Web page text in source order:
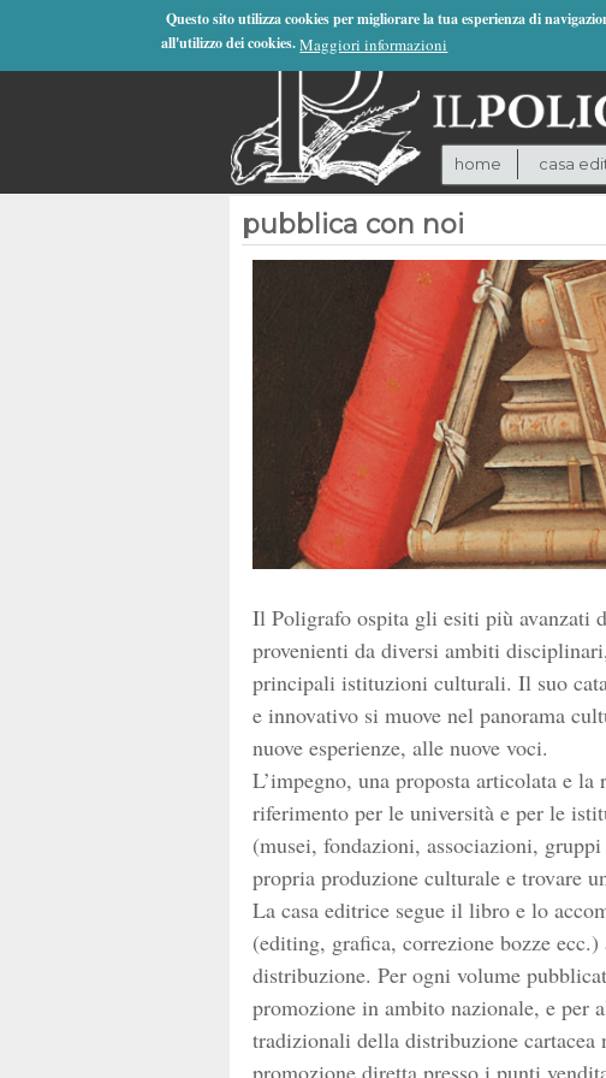
Questo sito utilizza cookies per migliorare la tua esperienza di
all'utilizzo dei cookies. Maggiori informazioni
home casa
pubblica con noi
Il Poligrafo ospita gli esiti più avanzati
provenienti da diversi ambiti
principali istituzioni culturali. Il suo
e innovativo si muove nel panorama
nuove esperienze, alle nuove voci.
L’impegno, una proposta articolata e
riferimento per le università e per le
(musei, fondazioni, associazioni,
propria produzione culturale e trovare
La casa editrice segue il libro e lo
(editing, grafica, correzione bozze
distribuzione. Per ogni volume
promozione in ambito nazionale, e per
tradizionali della distribuzione
promozione diretta presso i punti